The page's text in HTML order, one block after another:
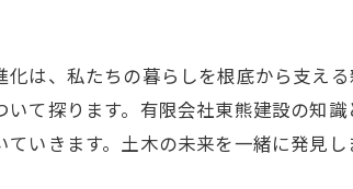
化は、私たちの暮らしを根底から支え
いて探ります。有限会社東熊建設の知
ていきます。土木の未来を一緒に発見し